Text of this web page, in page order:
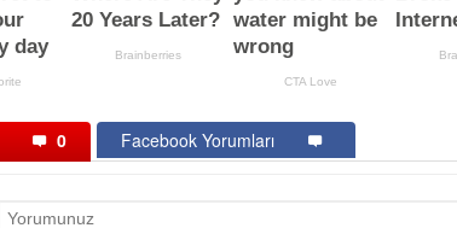
0 Facebook Yorumları